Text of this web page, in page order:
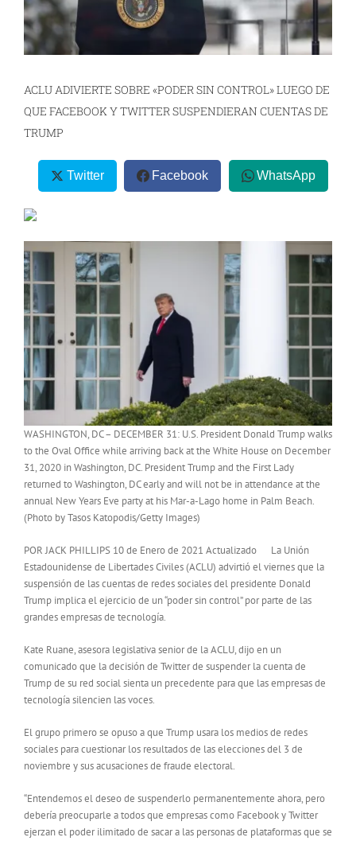
ACLU ADIVIERTE SOBRE «PODER SIN CONTROL» LUEGO DE
QUE FACEBOOK Y TWITTER SUSPENDIERAN CUENTAS DE
TRUMP
Twitter Facebook WhatsApp
WASHINGTON, DC – DECEMBER 31: U.S. President Donald Trump walks
to the Oval Office while arriving back at the White House on December
31, 2020 in Washington, DC. President Trump and the First Lady
returned to Washington, DC early and will not be in attendance at the
annual New Years Eve party at his Mar-a-Lago home in Palm Beach.
(Photo by Tasos Katopodis/Getty Images)
POR JACK PHILLIPS 10 de Enero de 2021 Actualizado La Unión
Estadounidense de Libertades Civiles (ACLU) advirtió el viernes que la
suspensión de las cuentas de redes sociales del presidente Donald
Trump implica el ejercicio de un “poder sin control” por parte de las
grandes empresas de tecnología.
Kate Ruane, asesora legislativa senior de la ACLU, dijo en un
comunicado que la decisión de Twitter de suspender la cuenta de
Trump de su red social sienta un precedente para que las empresas de
tecnología silencien las voces.
El grupo primero se opuso a que Trump usara los medios de redes
sociales para cuestionar los resultados de las elecciones del 3 de
noviembre y sus acusaciones de fraude electoral.
“Entendemos el deseo de suspenderlo permanentemente ahora, pero
debería preocuparle a todos que empresas como Facebook y Twitter
ejerzan el poder ilimitado de sacar a las personas de plataformas que se